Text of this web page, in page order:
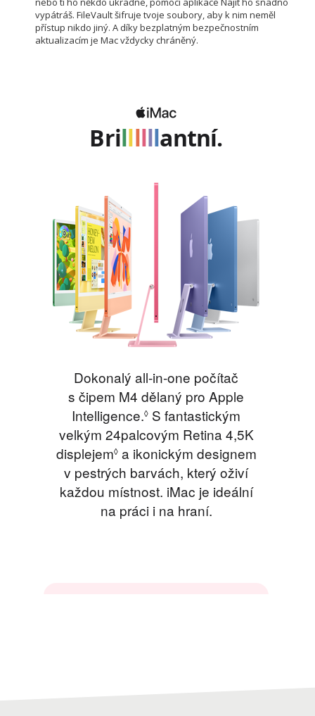
vypátráš. FileVault šifruje tvoje soubory, aby k nim neměl
přístup nikdo jiný. A díky bezplatným bezpečnostním
aktualizacím je Mac vždycky chráněný.